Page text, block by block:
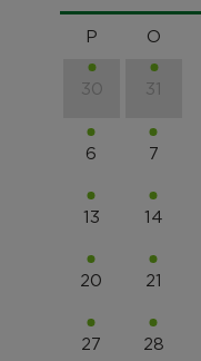
P O
30 31
6 7
13 14
20 21
27 28